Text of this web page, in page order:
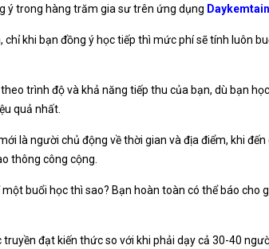
ý trong hàng trăm gia sư trên ứng dụng
khi bạn đồng ý học tiếp thì mức phí sẽ tính luôn
trình độ và khả năng tiếp thu của bạn, dù bạn
quả nhất.
là người chủ động về thời gian và địa điểm, khi
thông công cộng.
buổi học thì sao? Bạn hoàn toàn có thể báo cho
đạt kiến thức so với khi phải dạy cả 30-40